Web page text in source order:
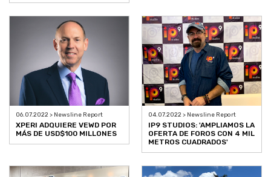
06.07.2022 > Newsline Report
XPERI ADQUIERE VEWD POR
MÁS DE USD$100 MILLONES
04.07.2022 > Newsline Report
IP9 STUDIOS: 'AMPLIAMOS LA
OFERTA DE FOROS CON 4 MIL
METROS CUADRADOS'